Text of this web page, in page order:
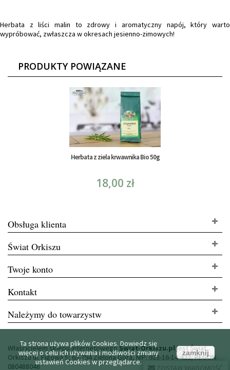
Herbata z liści malin to zdrowy i aromatyczny napój, który warto
wypróbować, zwłaszcza w okresach jesienno-zimowych!
PRODUKTY POWIĄZANE
Herbata z ziela krwawnika Bio 50g
18,00 zł
ZOSTAW WIADOMOŚĆ
Obsługa klienta
Świat Orkiszu
Twoje konto
Kontakt
Należymy do towarzystw
Ta strona używa plików Cookies. Dowiedz się
więcej o celu ich używania i możliwości zmiany
ustawień Cookies w przeglądarce.
zamknij
Właścicielem sklepu internetowegoŚwiat-Orkiszu.pljest Świat
Orkiszu ul. Figowa 5; 65-794 Zielona Góra, NIP: 923-16-14-422, REGON:
080488048